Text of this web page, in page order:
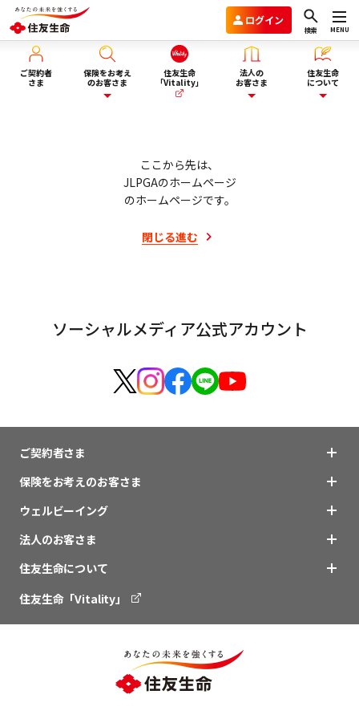
ログイン
検索 MENU
ご契約者
さま
保険をお考え
のお客さま
ライフイベント・目的から選
ぶ
住友生命
「Vitality」
法人の
お客さま
団体保険と財形保険のお客さま
ウェルビーイング向上サービス
法人向け商品のご案内
ビジネスサポートプログラム
住友生命
について
住友生命グループVision2030ここから先は、
JLPGAのホームページ
のホームページです。
閉じる進む
ソーシャルメディア公式アカウント
ご契約者さま
保険をお考えのお客さま
ウェルビーイング
法人のお客さま
住友生命について
住友生命「Vitality」